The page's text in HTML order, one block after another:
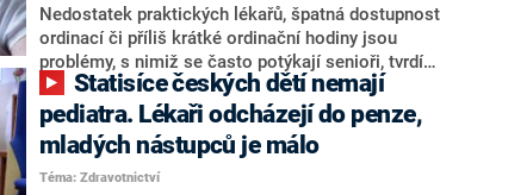
Nedostatek praktických lékařů, špatná dostupnost
ordinací či příliš krátké ordinační hodiny jsou
problémy, s nimiž se často potýkají senioři, tvrdí
Lenka Desatová, předsedkyně Rady seniorů České
republiky. Přechod lékařů na on-line objednávací
systém po pandemii situaci podle ní ještě více
zkomplikoval. Řada seniorů internet nepotřebuje, ani
se ho nechce na sklonku života učit používat.
pediatra. Lékaři odcházejí do penze,
mladých nástupců je málo
Téma: Zdravotnictví